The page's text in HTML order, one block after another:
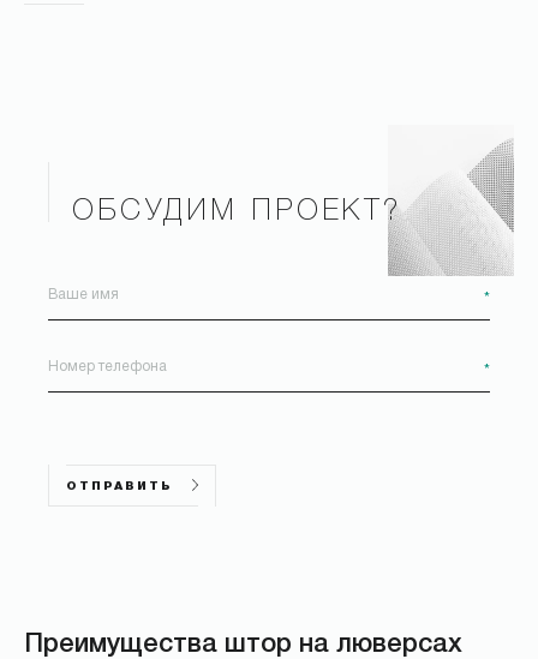
ОБСУДИМ ПРОЕКТ?
*
*
ОТПРАВИТЬ
Преимущества штор на люверсах